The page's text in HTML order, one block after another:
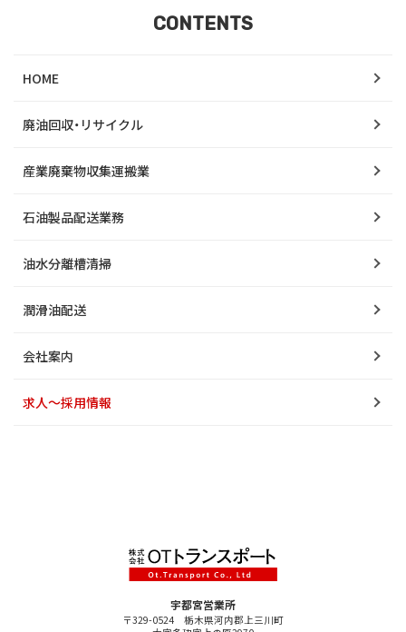
CONTENTS
HOME
廃油回収・リサイクル
産業廃棄物収集運搬業
石油製品配送業務
油水分離槽清掃
潤滑油配送
会社案内
求人～採用情報
宇都宮営業所
〒329-0524 栃木県河内郡上三川町